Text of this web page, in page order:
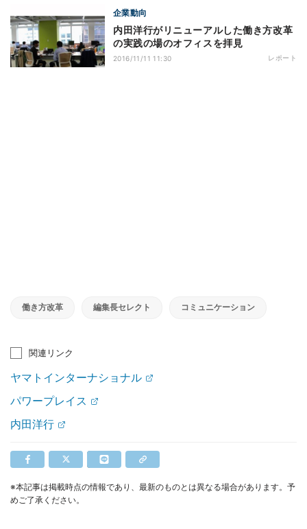
企業動向
内田洋行がリニューアルした働き方改革
の実践の場のオフィスを拝見
2016/11/11 11:30 レポート
働き方改革 編集長セレクト コミュニケーション
関連リンク
ヤマトインターナショナル
パワープレイス
内田洋行
※本記事は掲載時点の情報であり、最新のものとは異なる場合があります。予
めご了承ください。